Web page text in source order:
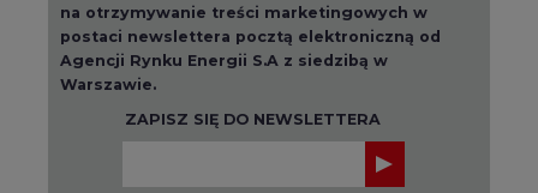
na otrzymywanie treści marketingowych w
postaci newslettera pocztą elektroniczną od
Agencji Rynku Energii S.A z siedzibą w
Warszawie.
ZAPISZ SIĘ DO NEWSLETTERA